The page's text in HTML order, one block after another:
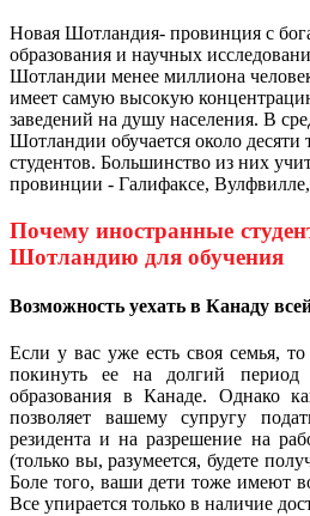
Новая Шотландия- провинция с
образования и научных
Шотландии менее миллиона
имеет самую высокую
заведений на душу населения. В
Шотландии обучается около
студентов. Большинство из них
провинции - Галифаксе,
Почему иностранные
Шотландию для обучения
Возможность уехать в Канаду
Если у вас уже есть своя семья,
покинуть ее на долгий период
образования в Канаде. Однако
позволяет вашему супругу
резидента и на разрешение на
(только вы, разумеется, будете
Боле того, ваши дети тоже имеют
Все упирается только в наличие